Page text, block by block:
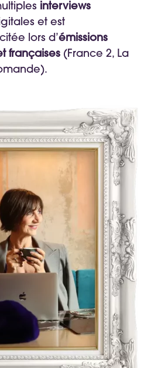
interviews
et est
lors d’émissions
françaises (France 2, La